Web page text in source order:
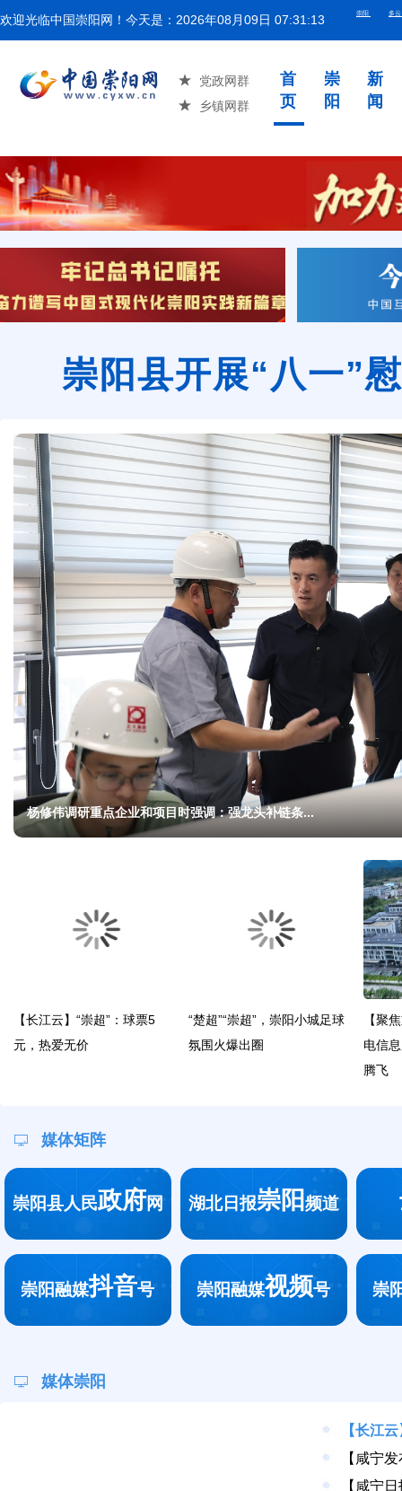
欢迎光临中国崇阳网！今天是： 2026年08月09日 07:31:13
党政网群
乡镇网群
首
页
崇
阳
新
闻
崇阳县开展“八一”
杨修伟调研重点企业和项目时强调：强龙头补链条...
【长江云】“崇超”：球票5
元，热爱无价
“楚超”“崇超”，崇阳小城足球
氛围火爆出圈
【聚
电信
腾飞
媒体矩阵
崇阳县人民政府网 湖北日报崇阳频道
崇阳融媒抖音号 崇阳融媒视频号 崇
媒体崇阳
【长江